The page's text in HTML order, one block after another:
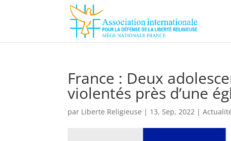
France : Deux
violentés près d’une
par Liberte Religieuse | 13, Sep, 2022 |